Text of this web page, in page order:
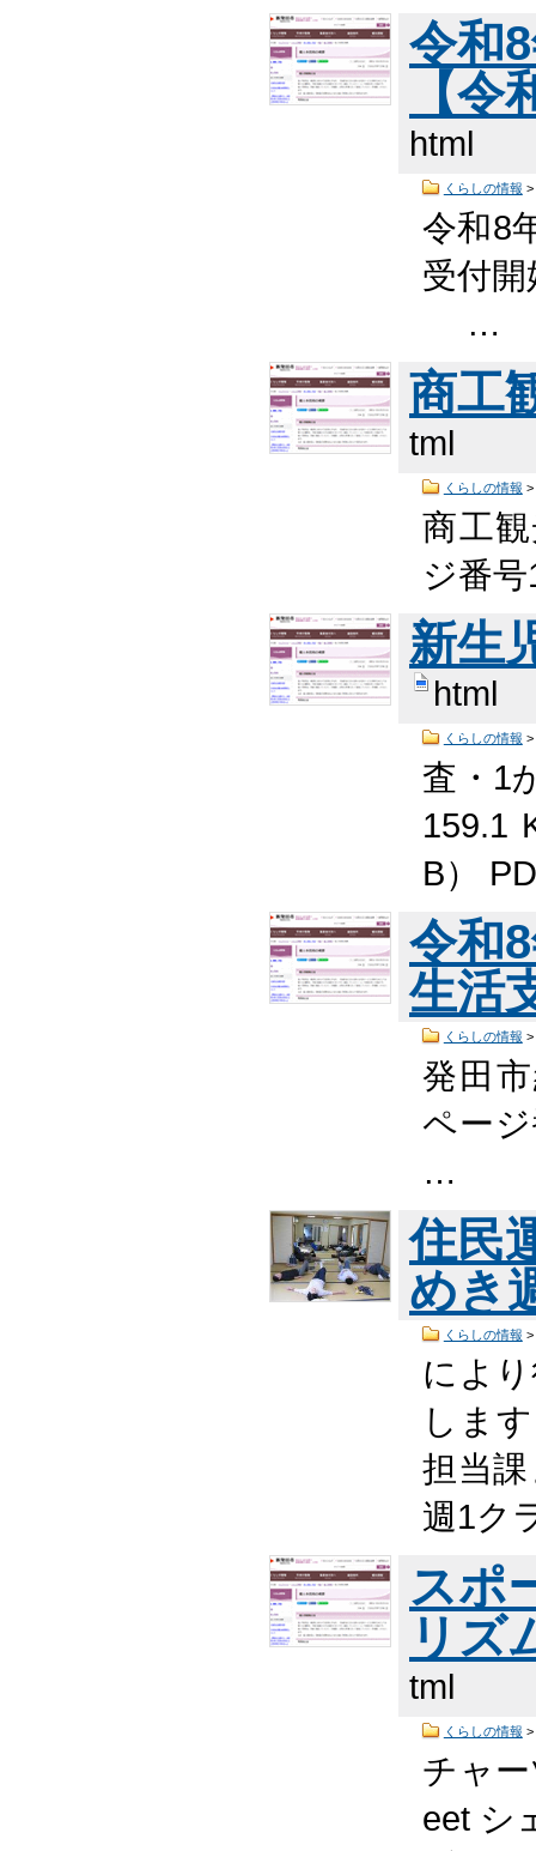
令和
【
html
くらしの情報 >
令和8
受付
…
商工
tml
くらしの情報 >
商工
ジ番
新生
html
くらしの情報 >
査・1
159.1
B）
令和
生活
くらしの情報 >
発田
ペー
…
住民
めき
くらしの情報 >
によ
しま
担当
週1ク
スポ
リズ
tml
くらしの情報 >
チャ
eet シ